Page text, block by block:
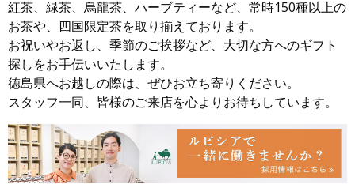
紅茶、緑茶、烏龍茶、ハーブティーなど、常時150種以上の
お茶や、四国限定茶を取り揃えております。
お祝いやお返し、季節のご挨拶など、大切な方へのギフト
探しをお手伝いいたします。
徳島県へお越しの際は、ぜひお立ち寄りください。
スタッフ一同、皆様のご来店を心よりお待ちしています。